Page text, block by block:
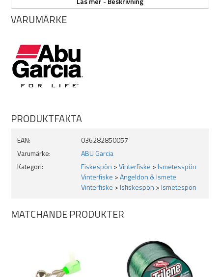
VARUMÄRKE
PRODUKTFAKTA
EAN:
036282850057
Varumärke:
ABU Garcia
Kategori:
Fiskespön >Vinterfiske >Ismetesspön
Vinterfiske >Angeldon & Ismete
Vinterfiske >Isfiskespön >Ismetespön
MATCHANDE PRODUKTER